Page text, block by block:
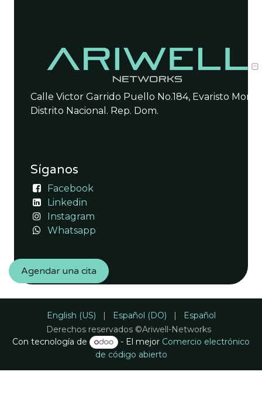
Calle Victor Garrido Puello No.184, Evaristo
Distrito Nacional. Rep. Dom.
Síganos
Facebook
Linkedin
Instagram
Whatsapp
Agendar una cita
Derechos reservados ©Ariwell-Networks
English (US) | Español (DO) | Español
Con tecnología de - El mejor Comercio electrónico
de código abierto